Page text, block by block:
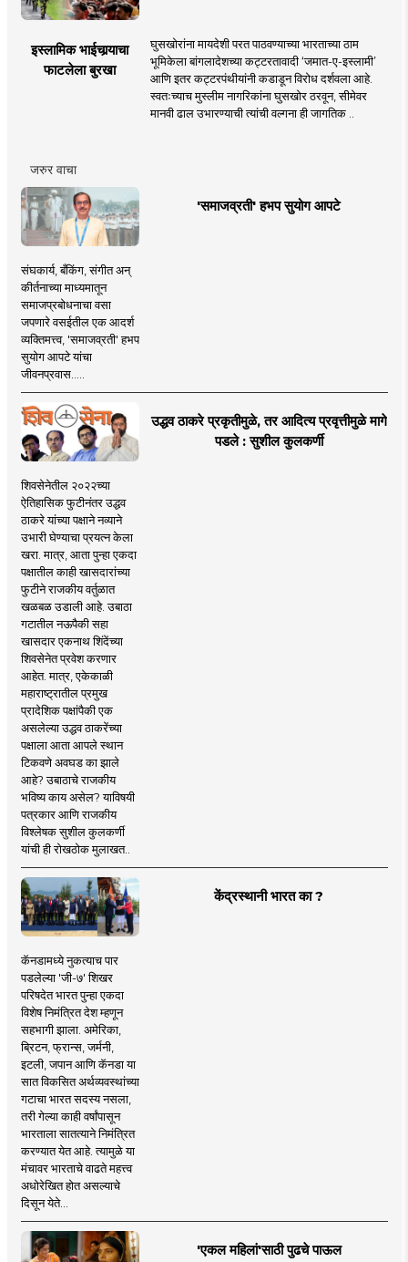
इस्लामिक भाईचार्‍याचा
फाटलेला बुरखा
घुसखोरांना मायदेशी परत पाठवण्याच्या भारताच्या ठाम
भूमिकेला बांगलादेशच्या कट्टरतावादी ‘जमात-ए-इस्लामी’
आणि इतर कट्टरपंथीयांनी कडाडून विरोध दर्शवला आहे.
स्वतःच्याच मुस्लीम नागरिकांना घुसखोर ठरवून, सीमेवर
मानवी ढाल उभारण्याची त्यांची वल्गना ही जागतिक ..
जरुर वाचा
'समाजव्रती' हभप सुयोग आपटे
संघकार्य, बँकिंग, संगीत अन्
कीर्तनाच्या माध्यमातून
समाजप्रबोधनाचा वसा
जपणारे वसईतील एक आदर्श
व्यक्तिमत्त्व, 'समाजव्रती' हभप
सुयोग आपटे यांचा
जीवनप्रवास.....
उद्धव ठाकरे प्रकृतीमुळे, तर आदित्य प्रवृत्तीमुळे मागे
पडले : सुशील कुलकर्णी
शिवसेनेतील २०२२च्या
ऐतिहासिक फुटीनंतर उद्धव
ठाकरे यांच्या पक्षाने नव्याने
उभारी घेण्याचा प्रयत्न केला
खरा. मात्र, आता पुन्हा एकदा
पक्षातील काही खासदारांच्या
फुटीने राजकीय वर्तुळात
खळबळ उडाली आहे. उबाठा
गटातील नऊपैकी सहा
खासदार एकनाथ शिंदेंच्या
शिवसेनेत प्रवेश करणार
आहेत. मात्र, एकेकाळी
महाराष्ट्रातील प्रमुख
प्रादेशिक पक्षांपैकी एक
असलेल्या उद्धव ठाकरेंच्या
पक्षाला आता आपले स्थान
टिकवणे अवघड का झाले
आहे? उबाठाचे राजकीय
भविष्य काय असेल? याविषयी
पत्रकार आणि राजकीय
विश्लेषक सुशील कुलकर्णी
यांची ही रोखठोक मुलाखत..
केंद्रस्थानी भारत का ?
कॅनडामध्ये नुकत्याच पार
पडलेल्या 'जी-७' शिखर
परिषदेत भारत पुन्हा एकदा
विशेष निमंत्रित देश म्हणून
सहभागी झाला. अमेरिका,
ब्रिटन, फ्रान्स, जर्मनी,
इटली, जपान आणि कॅनडा या
सात विकसित अर्थव्यवस्थांच्या
गटाचा भारत सदस्य नसला,
तरी गेल्या काही वर्षांपासून
भारताला सातत्याने निमंत्रित
करण्यात येत आहे. त्यामुळे या
मंचावर भारताचे वाढते महत्त्व
अधोरेखित होत असल्याचे
दिसून येते...
'एकल महिलां'साठी पुढचे पाऊल